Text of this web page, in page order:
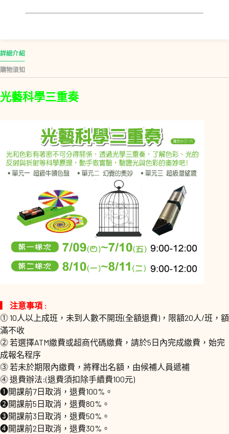
詳細介紹
購物須知
光藝科學三重奏
▎ 注意事項 :
⓵ 10人以上成班，未到人數不開班(全額退費)，限額20人/班，額
滿不收
⓶ 若選擇ATM繳費或超商代碼繳費，請於5日內完成繳費，始完
成報名程序
⓷ 若未於期限內繳費，將釋出名額，由候補人員遞補
⓸ 退費辦法:(退費須扣除手續費100元)
❶開課前7日取消，退費100%。
❷開課前5日取消，退費80%。
❸開課前3日取消，退費50%。
❹開課前2日取消，退費30%。